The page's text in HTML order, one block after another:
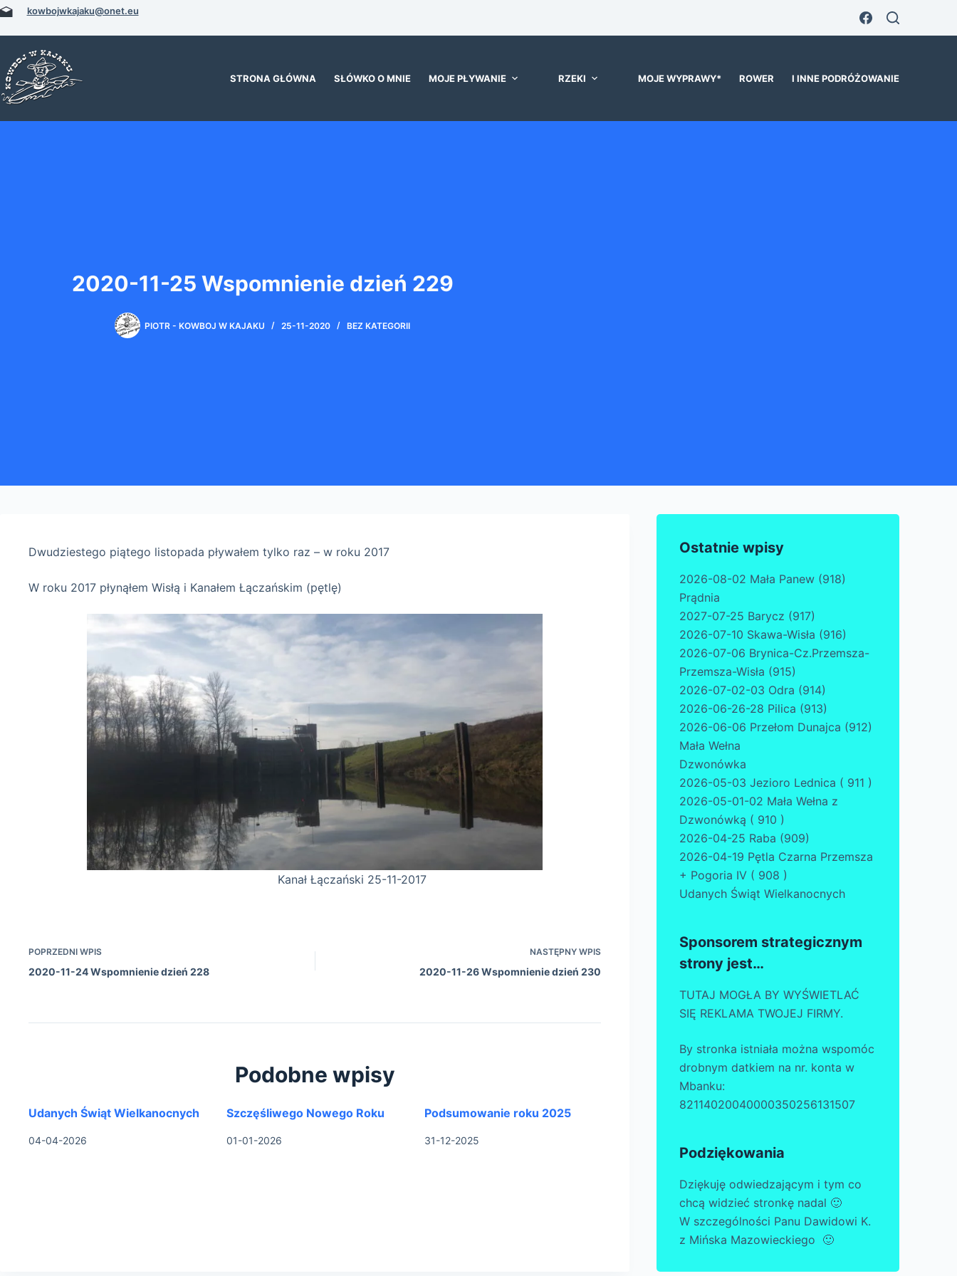
Przejdźkowbojwkajaku@onet.eu
STRONA GŁÓWNA SŁÓWKO O MNIE MOJE PŁYWANIE RZEKI MOJE WYPRAWY* ROWER I INNE PODRÓŻOWANIE
2020-11-25 Wspomnienie dzień 229
PIOTR - KOWBOJ W KAJAKU 25-11-2020 BEZ KATEGORII
Dwudziestego piątego listopada pływałem tylko raz – w roku 2017
W roku 2017 płynąłem Wisłą i Kanałem Łączańskim (pętlę)
Kanał Łączański 25-11-2017
POPRZEDNI WPIS
2020-11-24 Wspomnienie dzień 228
NASTĘPNYWPIS
2020-11-26 Wspomnienie dzień 230
Podobne wpisy
Udanych Świąt Wielkanocnych
04-04-2026
Szczęśliwego Nowego Roku
01-01-2026
Podsumowanie roku 2025
31-12-2025
Ostatnie wpisy
2026-08-02 Mała Panew (918)
Prądnia
2027-07-25 Barycz (917)
2026-07-10 Skawa-Wisła (916)
2026-07-06 Brynica-Cz.Przemsza-
Przemsza-Wisła (915)
2026-07-02-03 Odra (914)
2026-06-26-28 Pilica (913)
2026-06-06 Przełom Dunajca (912)
Mała Wełna
Dzwonówka
2026-05-03 Jezioro Lednica ( 911 )
2026-05-01-02 Mała Wełna z
Dzwonówką ( 910 )
2026-04-25 Raba (909)
2026-04-19 Pętla Czarna Przemsza
+ Pogoria IV ( 908 )
Udanych Świąt Wielkanocnych
Sponsorem strategicznym
strony jest…
TUTAJ MOGŁA BY WYŚWIETLAĆ
SIĘ REKLAMA TWOJEJ FIRMY.
By stronka istniała można wspomóc
drobnym datkiem na nr. konta w
Mbanku:
82114020040000350256131507
Podziękowania
Dziękuję odwiedzającym i tym co
chcą widzieć stronkę nadal 🙂
W szczególności Panu Dawidowi K.
z Mińska Mazowieckiego 🙂